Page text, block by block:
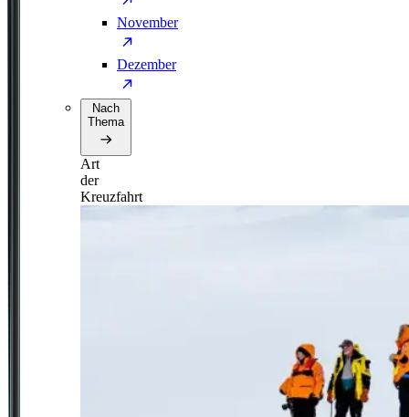
November
Dezember
Nach
Thema
Art
der
Kreuzfahrt